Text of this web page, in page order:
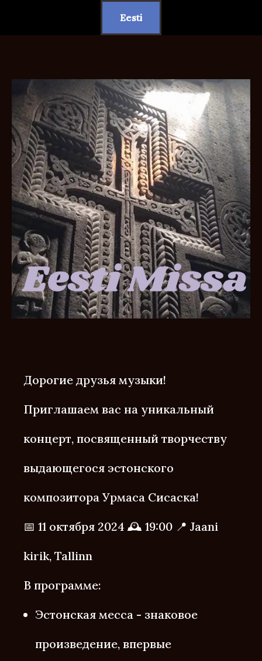
Eesti
Дорогие друзья музыки!
Приглашаем вас на уникальный
концерт, посвященный творчеству
выдающегося эстонского
композитора Урмаса Сисаска!
📅 11 октября 2024 🕰 19:00 📍 Jaani
kirik, Tallinn
В программе:
Эстонская месса - знаковое
произведение, впервые